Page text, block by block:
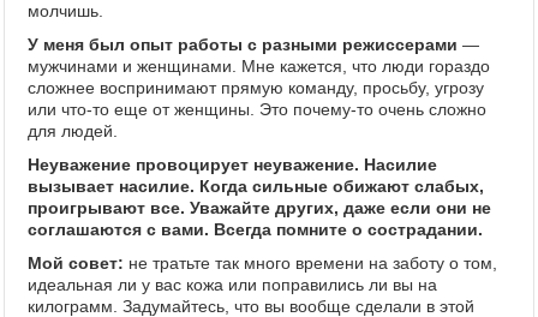
молчишь.
У меня был опыт работы с разными режиссерами —
мужчинами и женщинами. Мне кажется, что люди гораздо
сложнее воспринимают прямую команду, просьбу, угрозу
или что-то еще от женщины. Это почему-то очень сложно
для людей.
Неуважение провоцирует неуважение. Насилие
вызывает насилие. Когда сильные обижают слабых,
проигрывают все. Уважайте других, даже если они не
соглашаются с вами. Всегда помните о сострадании.
Мой совет: не тратьте так много времени на заботу о том,
идеальная ли у вас кожа или поправились ли вы на
килограмм. Задумайтесь, что вы вообще сделали в этой